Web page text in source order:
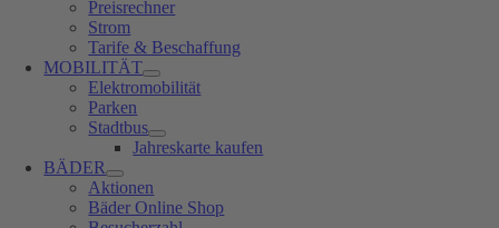
Preisrechner
Strom
Tarife & Beschaffung
MOBILITÄT
Elektromobilität
Parken
Stadtbus
Jahreskarte kaufen
BÄDER
Aktionen
Bäder Online Shop